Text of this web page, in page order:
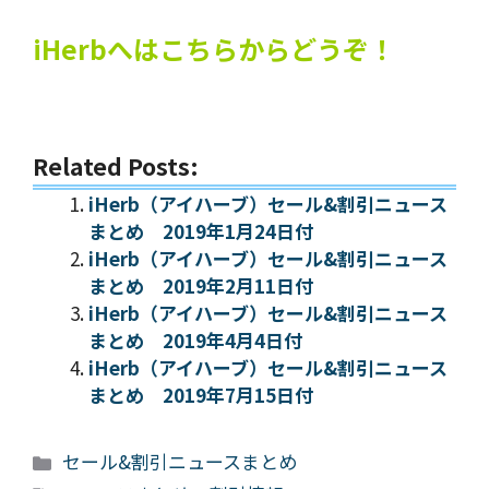
iHerbへはこちらからどうぞ！
Related Posts:
iHerb（アイハーブ）セール&割引ニュース
まとめ 2019年1月24日付
iHerb（アイハーブ）セール&割引ニュース
まとめ 2019年2月11日付
iHerb（アイハーブ）セール&割引ニュース
まとめ 2019年4月4日付
iHerb（アイハーブ）セール&割引ニュース
まとめ 2019年7月15日付
カ
セール&割引ニュースまとめ